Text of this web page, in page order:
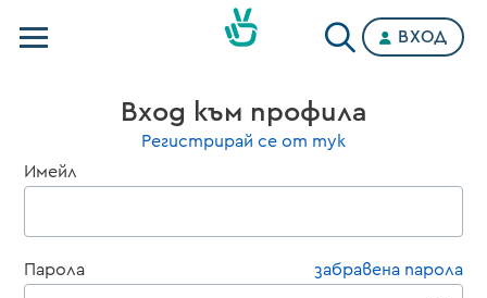
Категории
ВХОД
Вход към профила
Регистрирай се от тук
Имейл
Парола забравена парола